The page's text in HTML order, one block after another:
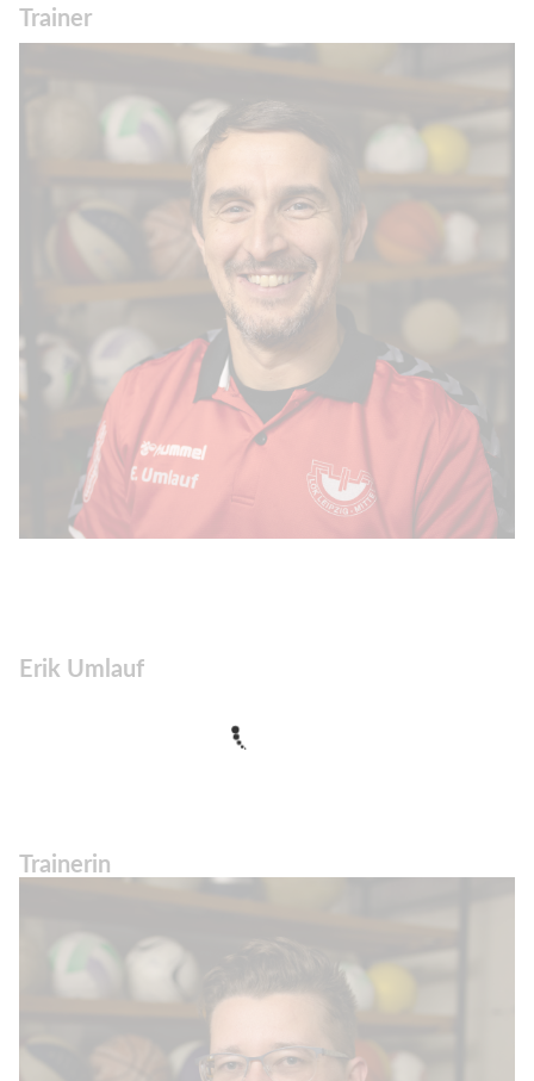
Trainer
Erik Umlauf
Trainerin